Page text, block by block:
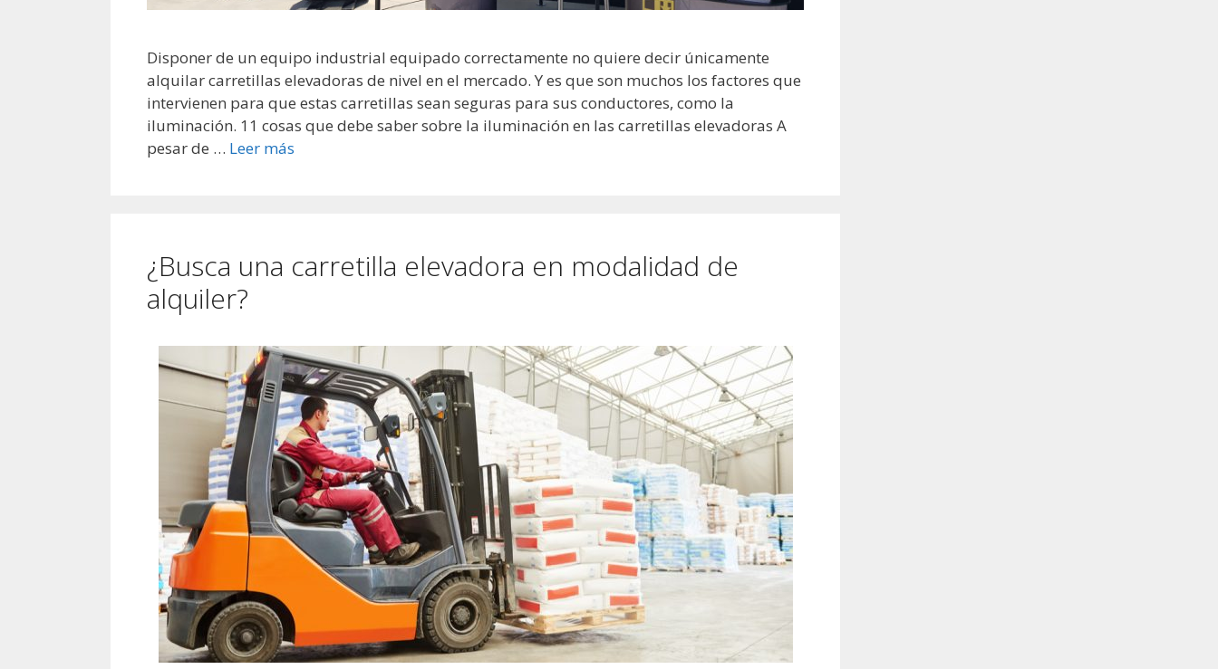
Disponer de un equipo industrial equipado correctamente no quiere decir únicamente
alquilar carretillas elevadoras de nivel en el mercado. Y es que son muchos los factores que
intervienen para que estas carretillas sean seguras para sus conductores, como la
iluminación. 11 cosas que debe saber sobre la iluminación en las carretillas elevadoras A
pesar de … Leer más
¿Busca una carretilla elevadora en modalidad de
alquiler?